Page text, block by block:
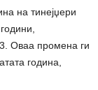
на тинејџери
Оваа промена ги
година,